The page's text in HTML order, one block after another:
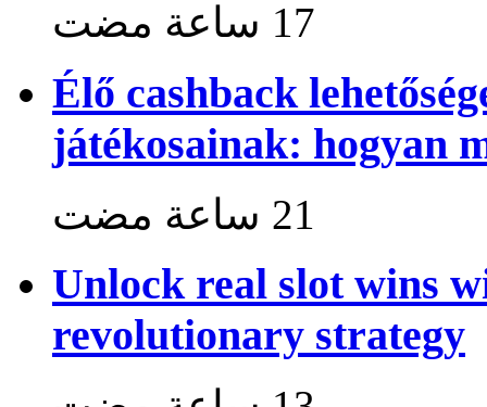
Élő cashback
játékosainak: hogyan
Unlock real slot wins
revolutionary strategy